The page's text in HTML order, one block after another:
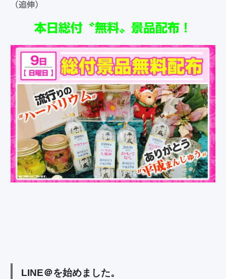
（追伸）
本日総付〝無料〟景品配布！
LINE＠を始めました。